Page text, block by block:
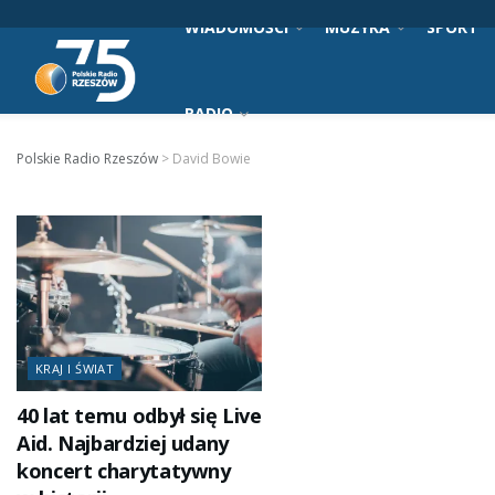
WIADOMOŚCI MUZYKA SPORT
RADIO
Polskie Radio Rzeszów > David Bowie
KRAJ I ŚWIAT
40 lat temu odbył się Live
Aid. Najbardziej udany
koncert charytatywny